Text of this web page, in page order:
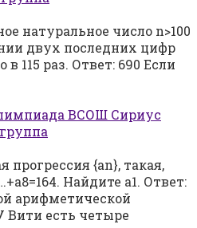
натуральное число n>100
двух последних цифр
115 раз. Ответ: 690 Если
ВСОШ Сириус
прогрессия {an}, такая,
Найдите а1. Ответ:
арифметической
Вити есть четыре